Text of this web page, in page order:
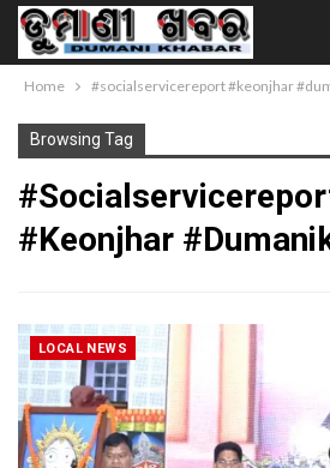
Home #socialservicereport #keonjhar
Browsing Tag
#keonjhar
LOCAL NEWS